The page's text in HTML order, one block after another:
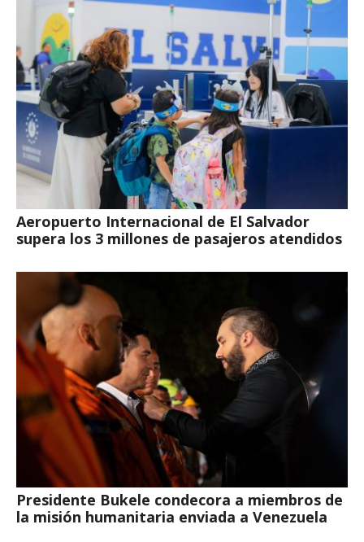
Aeropuerto Internacional de El Salvador
supera los 3 millones de pasajeros atendidos
Presidente Bukele condecora a miembros de
la misión humanitaria enviada a Venezuela